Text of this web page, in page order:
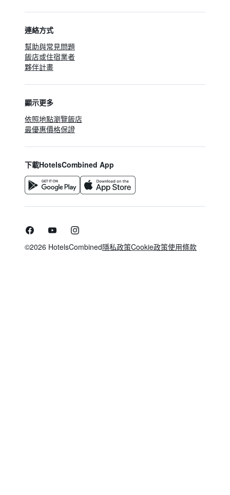
連絡方式
幫助與常見問題
飯店或住宿業者
夥伴計畫
顯示更多
依照地點瀏覽飯店
最優惠價格保證
下載HotelsCombined App
©2026 HotelsCombined隱私政策Cookie政策使用條款